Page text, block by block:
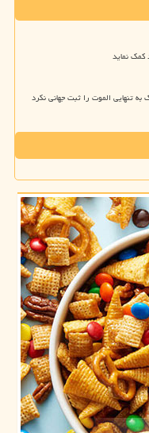
تنهایی الموت را ثبت جهانی نکرد